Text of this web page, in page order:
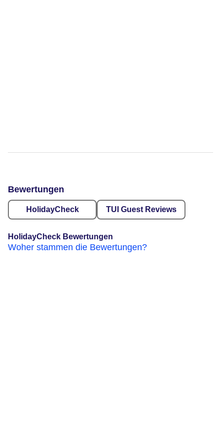
Bewertungen
HolidayCheck TUI Guest Reviews
HolidayCheck Bewertungen
Woher stammen die Bewertungen?